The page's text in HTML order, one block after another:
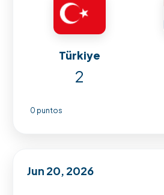
Türkiye
2
0 puntos
Jun 20, 2026